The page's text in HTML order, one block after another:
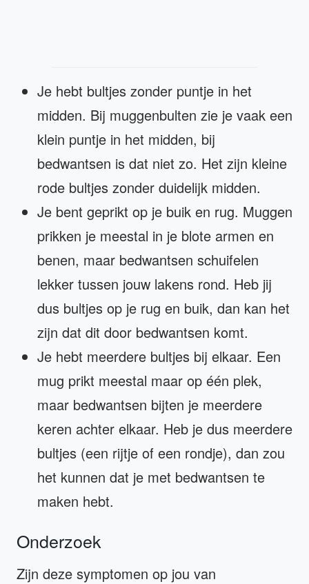
Je hebt bultjes zonder puntje in het
midden. Bij muggenbulten zie je vaak een
klein puntje in het midden, bij
bedwantsen is dat niet zo. Het zijn kleine
rode bultjes zonder duidelijk midden.
Je bent geprikt op je buik en rug. Muggen
prikken je meestal in je blote armen en
benen, maar bedwantsen schuifelen
lekker tussen jouw lakens rond. Heb jij
dus bultjes op je rug en buik, dan kan het
zijn dat dit door bedwantsen komt.
Je hebt meerdere bultjes bij elkaar. Een
mug prikt meestal maar op één plek,
maar bedwantsen bijten je meerdere
keren achter elkaar. Heb je dus meerdere
bultjes (een rijtje of een rondje), dan zou
het kunnen dat je met bedwantsen te
maken hebt.
Onderzoek
Zijn deze symptomen op jou van